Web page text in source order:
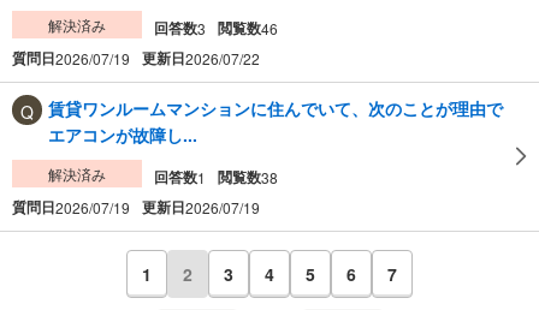
解決済み 回答数3 閲覧数46
質問日2026/07/19 更新日2026/07/22
賃貸ワンルームマンションに住んでいて、次のことが理由で
エアコンが故障し...
解決済み 回答数1 閲覧数38
質問日2026/07/19 更新日2026/07/19
1 2 3 4 5 6 7